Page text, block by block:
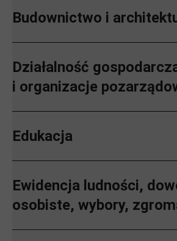
Budownictwo i
Działalność
i organizacje
Edukacja
Ewidencja ludności,
osobiste, wybory,